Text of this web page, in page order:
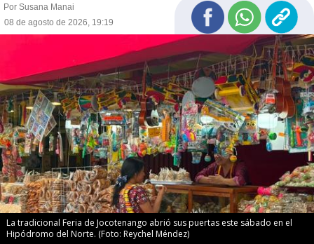
Por Susana Manai
08 de agosto de 2026, 19:19
La tradicional Feria de Jocotenango abrió sus puertas este sábado en el
Hipódromo del Norte. (Foto: Reychel Méndez)